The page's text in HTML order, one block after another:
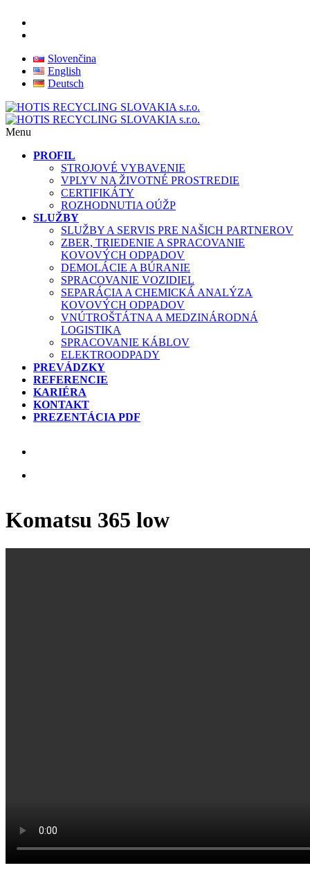
Slovenčina
English
Deutsch
Menu
PROFIL
STROJOVÉ VYBAVENIE
VPLYV NA ŽIVOTNÉ PROSTREDIE
CERTIFIKÁTY
ROZHODNUTIA OÚŽP
SLUŽBY
SLUŽBY A SERVIS PRE NAŠICH PARTNEROV
ZBER, TRIEDENIE A SPRACOVANIE
KOVOVÝCH ODPADOV
DEMOLÁCIE A BÚRANIE
SPRACOVANIE VOZIDIEL
SEPARÁCIA A CHEMICKÁ ANALÝZA
KOVOVÝCH ODPADOV
VNÚTROŠTÁTNA A MEDZINÁRODNÁ
LOGISTIKA
SPRACOVANIE KÁBLOV
ELEKTROODPADY
PREVÁDZKY
REFERENCIE
KARIÉRA
KONTAKT
PREZENTÁCIA PDF
Komatsu 365 low